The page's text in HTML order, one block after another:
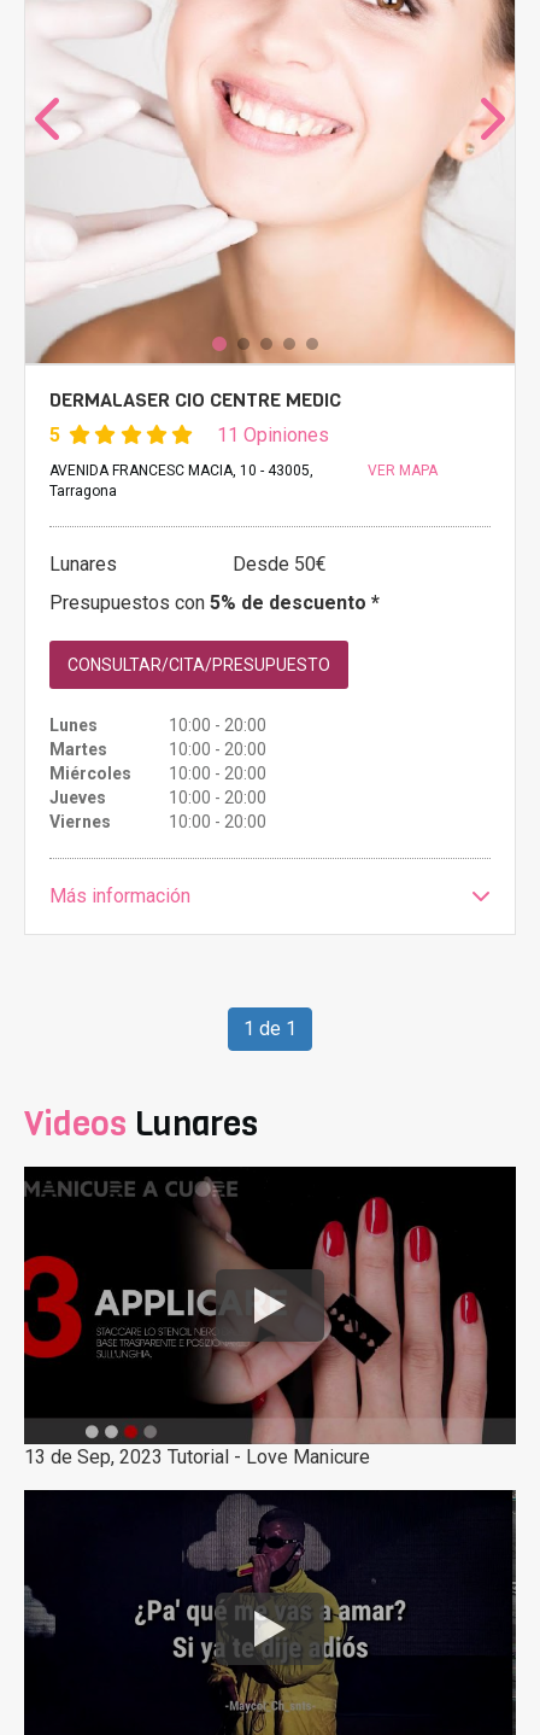
DERMALASER CIO CENTRE MEDIC
5 11 Opiniones
AVENIDA FRANCESC MACIA, 10 - 43005,
Tarragona
VER MAPA
Lunares
Desde 50€
Presupuestos con 5% de descuento *
CONSULTAR/CITA/PRESUPUESTO
Lunes
10:00 - 20:00
Martes
10:00 - 20:00
Miércoles
10:00 - 20:00
Jueves
10:00 - 20:00
Viernes
10:00 - 20:00
Más información
1 de 1
Videos Lunares
13 de Sep, 2023 Tutorial - Love Manicure